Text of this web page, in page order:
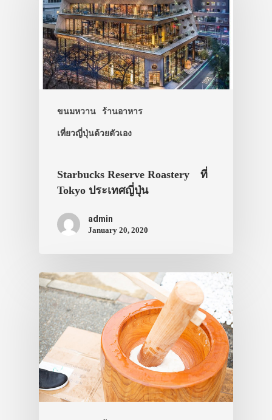
ขนมหวาน ร้านอาหาร
เที่ยวญี่ปุ่นด้วยตัวเอง
Starbucks Reserve Roastery ที่
Tokyo ประเทศญี่ปุ่น
admin
January 20, 2020
ประเทศญี่ปุ่น
เที่ยวญี่ปุ่นด้ว
ทัวร์